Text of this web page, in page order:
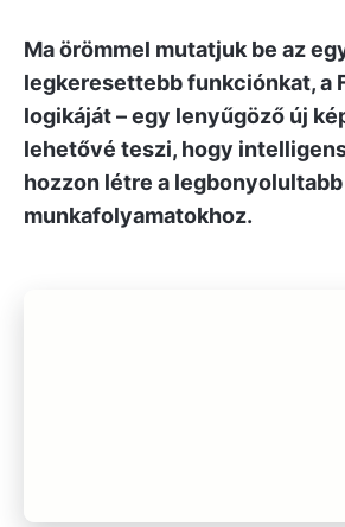
Ma örömmel mutatjuk be az
legkeresettebb funkciónkat, a
logikáját – egy lenyűgöző új
lehetővé teszi, hogy
hozzon létre a legbonyolultabb
munkafolyamatokhoz.